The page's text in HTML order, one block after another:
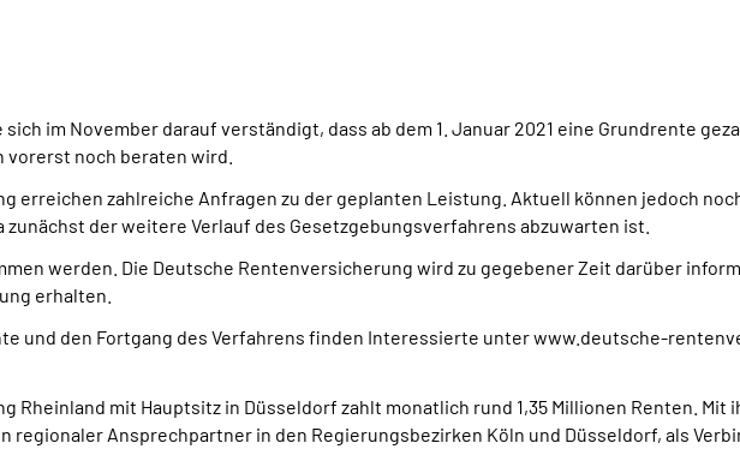
sich im November darauf verständigt, dass ab dem 1. Januar 2021 eine Grundrente
noch beraten wird.
erreichen zahlreiche Anfragen zu der geplanten Leistung. Aktuell können jedoch
der weitere Verlauf des Gesetzgebungsverfahrens abzuwarten ist.
werden. Die Deutsche Rentenversicherung wird zu gegebener Zeit darüber
erhalten.
und den Fortgang des Verfahrens finden Interessierte unter www.deutsche-
Rheinland mit Hauptsitz in Düsseldorf zahlt monatlich rund 1,35 Millionen Renten.
Ansprechpartner in den Regierungsbezirken Köln und Düsseldorf, als